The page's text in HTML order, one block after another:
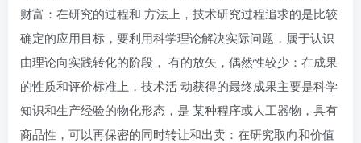
财富：在研究的过程和 方法上，技术研究过程追求的是比较
确定的应用目标，要利用科学理论解决实际问题，属于认识
由理论向实践转化的阶段， 有的放矢，偶然性较少：在成果
的性质和评价标准上，技术活 动获得的最终成果主要是科学
知识和生产经验的物化形态，是 某种程序或人工器物，具有
商品性，可以再保密的同时转让和出卖：在研究取向和价值